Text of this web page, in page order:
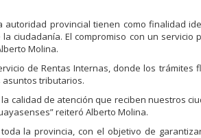
provincial tienen como finalidad
ciudadanía. El compromiso con un
Molina.
de Rentas Internas, donde los
tributarios.
calidad de atención que reciben nuestros
reiteró Alberto Molina.
la provincia, con el objetivo de